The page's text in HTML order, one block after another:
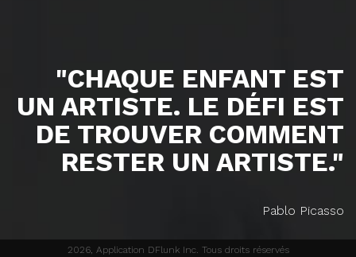
"CHAQUE ENFANT EST
UN ARTISTE. LE DÉFI EST
DE TROUVER COMMENT
RESTER UN ARTISTE."
Pablo Picasso
2026, Application DFlunk Inc. Tous droits réservés